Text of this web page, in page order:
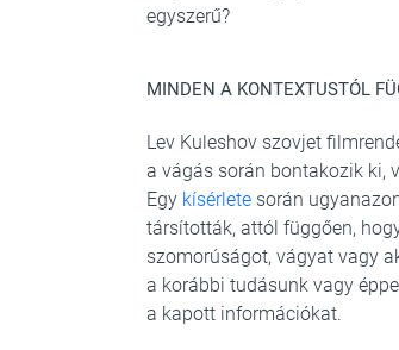
egyszerű?
MINDEN A KONTEXTUSTÓL
Lev Kuleshov szovjet
a vágás során bontakozik ki,
Egy kísérlete során
társították, attól függően,
szomorúságot, vágyat vagy
a korábbi tudásunk vagy
a kapott információkat.